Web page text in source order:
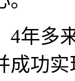
多来
成功